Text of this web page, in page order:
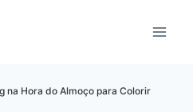
na Hora do Almoço para Colorir